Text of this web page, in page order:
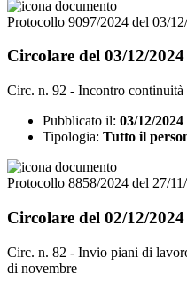
Protocollo 9097/2024 del 03/
Circolare del 03/12/2024
Circ. n. 92 - Incontro
Pubblicato il: 03/12/2024
Tipologia: Tutto il
Protocollo 8858/2024 del 27/
Circolare del 02/12/2024
Circ. n. 82 - Invio piani di
di novembre